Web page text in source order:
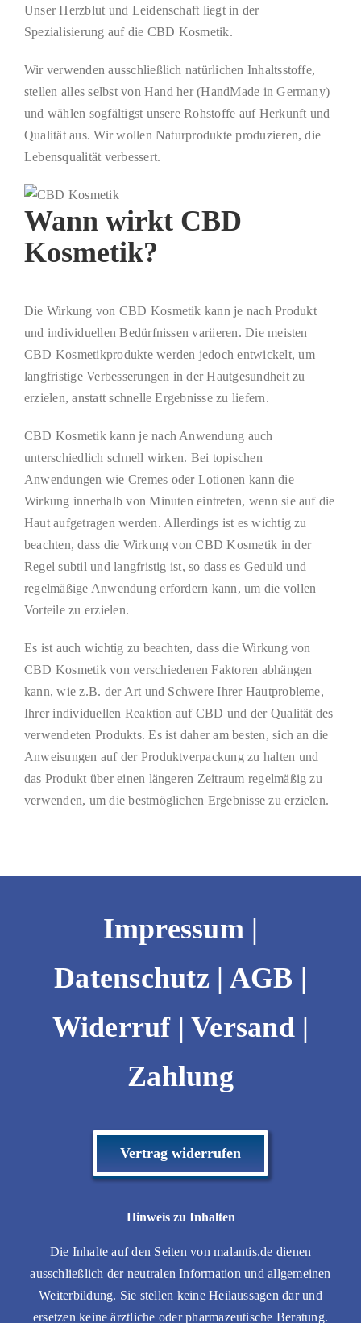
Unser Herzblut und Leidenschaft liegt in der
Spezialisierung auf die CBD Kosmetik.
Wir verwenden ausschließlich natürlichen Inhaltsstoffe,
stellen alles selbst von Hand her (HandMade in Germany)
und wählen sogfältigst unsere Rohstoffe auf Herkunft und
Qualität aus. Wir wollen Naturprodukte produzieren, die
Lebensqualität verbessert.
Wann wirkt CBD
Kosmetik?
Die Wirkung von CBD Kosmetik kann je nach Produkt
und individuellen Bedürfnissen variieren. Die meisten
CBD Kosmetikprodukte werden jedoch entwickelt, um
langfristige Verbesserungen in der Hautgesundheit zu
erzielen, anstatt schnelle Ergebnisse zu liefern.
CBD Kosmetik kann je nach Anwendung auch
unterschiedlich schnell wirken. Bei topischen
Anwendungen wie Cremes oder Lotionen kann die
Wirkung innerhalb von Minuten eintreten, wenn sie auf die
Haut aufgetragen werden. Allerdings ist es wichtig zu
beachten, dass die Wirkung von CBD Kosmetik in der
Regel subtil und langfristig ist, so dass es Geduld und
regelmäßige Anwendung erfordern kann, um die vollen
Vorteile zu erzielen.
Es ist auch wichtig zu beachten, dass die Wirkung von
CBD Kosmetik von verschiedenen Faktoren abhängen
kann, wie z.B. der Art und Schwere Ihrer Hautprobleme,
Ihrer individuellen Reaktion auf CBD und der Qualität des
verwendeten Produkts. Es ist daher am besten, sich an die
Anweisungen auf der Produktverpackung zu halten und
das Produkt über einen längeren Zeitraum regelmäßig zu
verwenden, um die bestmöglichen Ergebnisse zu erzielen.
Impressum|
Datenschutz| AGB |
Widerruf|Versand |
Zahlung
Vertrag widerrufen
Hinweis zu Inhalten
Die Inhalte auf den Seiten von malantis.de dienen
ausschließlich der neutralen Information und allgemeinen
Weiterbildung. Sie stellen keine Heilaussagen dar und
ersetzen keine ärztliche oder pharmazeutische Beratung.